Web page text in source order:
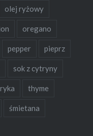
olej ryżowy
oregano
pepper pieprz
sok z cytryny
thyme
śmietana